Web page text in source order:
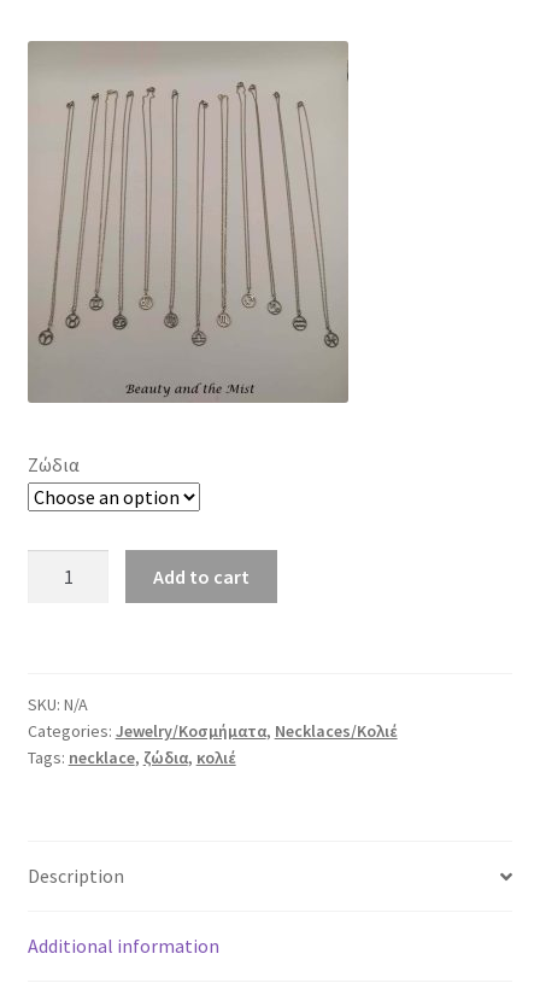
Ζώδια
quantity
Add to cart
SKU: N/A
Categories: Jewelry/Κοσμήματα, Necklaces/Κολιέ
Tags: necklace, ζώδια, κολιέ
Description
Additional information